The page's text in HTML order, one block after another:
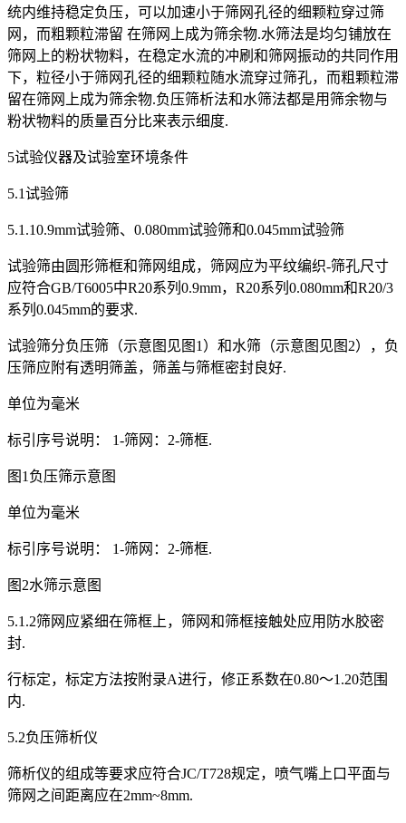
统内维持稳定负压，可以加速小于筛网孔径的细颗粒穿过筛
网，而粗颗粒滞留 在筛网上成为筛余物.水筛法是均匀铺放在
筛网上的粉状物料，在稳定水流的冲刷和筛网振动的共同作用
下，粒径小于筛网孔径的细颗粒随水流穿过筛孔，而粗颗粒滞
留在筛网上成为筛余物.负压筛析法和水筛法都是用筛余物与
粉状物料的质量百分比来表示细度.
5试验仪器及试验室环境条件
5.1试验筛
5.1.10.9mm试验筛、0.080mm试验筛和0.045mm试验筛
试验筛由圆形筛框和筛网组成，筛网应为平纹编织-筛孔尺寸
应符合GB/T6005中R20系列0.9mm，R20系列0.080mm和R20/3
系列0.045mm的要求.
试验筛分负压筛（示意图见图1）和水筛（示意图见图2），负
压筛应附有透明筛盖，筛盖与筛框密封良好.
单位为毫米
标引序号说明： 1-筛网：2-筛框.
图1负压筛示意图
单位为毫米
标引序号说明： 1-筛网：2-筛框.
图2水筛示意图
5.1.2筛网应紧细在筛框上，筛网和筛框接触处应用防水胶密
封.
行标定，标定方法按附录A进行，修正系数在0.80～1.20范围
内.
5.2负压筛析仪
筛析仪的组成等要求应符合JC/T728规定，喷气嘴上口平面与
筛网之间距离应在2mm~8mm.